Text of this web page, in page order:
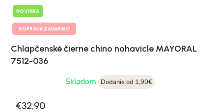
NOVINKA
DOPRAVA ZADARMO
Chlapčenské čierne chino nohavicle MAYORAL
7512-036
Skladom
Dodanie od 1,90€
€32,90